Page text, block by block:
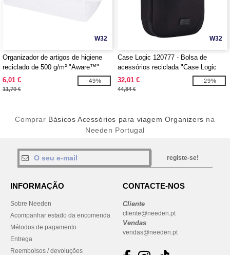
W32
Organizador de artigos de higiene
reciclado de 500 g/m² "Aware™"
"Pack" - EgotierPro 120746
6,01 €
11,70 €
-49%
W32
Case Logic 120777 - Bolsa de
acessórios reciclada "Case Logic
Invigo"
32,01 €
44,84 €
-29%
Comprar Básicos Acessórios para viagem Organizers na
Needen Portugal
registe-se!
INFORMAÇÃO
Sobre Needen
Acompanhar estado da encomenda
Métodos de pagamento
Entrega
Reembolsos / devoluções
CONTACTE-NOS
Cliente
cliente@needen.pt
Vendas
vendas@needen.pt